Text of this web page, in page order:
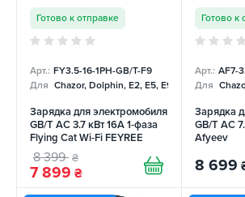
Готово к отправке
Арт.: FY3.5-16-1PH-GB/T-F9
Для Chazor, Dolphin, E2, E5, E9, Mercedes
Зарядка для электромобиля
GB/T AC 3.7 кВт 16А 1-фаза
Flying Cat Wi-Fi FEYREE
8 399 ₴
7 899 ₴
Готово к
Арт.: AF7-
Для
Зарядка
GB/T AC
Afyeev
8 699